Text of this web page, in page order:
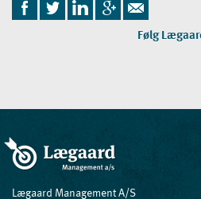
Følg
Lægaard Management A/S